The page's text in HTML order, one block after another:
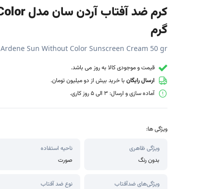
گرم
Ardene Sun Without Color Sunscreen Cream 50 gr
قیمت و موجودی کالا به روز می باشد.
ارسال رایگان با خرید بیش از دو میلیون تومان.
آماده سازی و ارسال: 3 الی 5 روز کاری.
ویژگی ها:
ویژگی ظاهری
بدون رنگ
ناحیه استفاده
صورت
ویژگی‌های ضدآفتاب
نوع ضد آفتاب